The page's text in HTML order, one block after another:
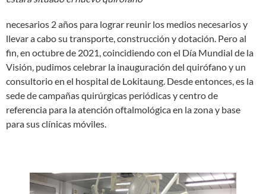
necesarios 2 años para lograr reunir los medios necesarios y
llevar a cabo su transporte, construcción y dotación. Pero al
fin, en octubre de 2021, coincidiendo con el Día Mundial de la
Visión, pudimos celebrar la inauguración del quirófano y un
consultorio en el hospital de Lokitaung. Desde entonces, es la
sede de campañas quirúrgicas periódicas y centro de
referencia para la atención oftalmológica en la zona y base
para sus clínicas móviles.